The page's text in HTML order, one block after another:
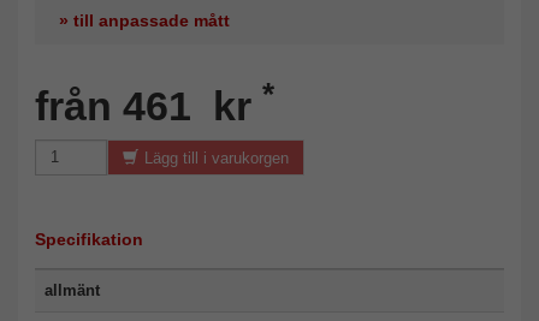
» till anpassade mått
från 461 kr *
Lägg till i varukorgen
Specifikation
allmänt